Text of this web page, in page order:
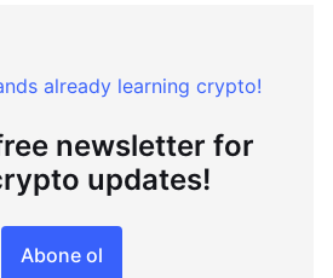
already learning crypto!
newsletter for
updates!
Abone ol